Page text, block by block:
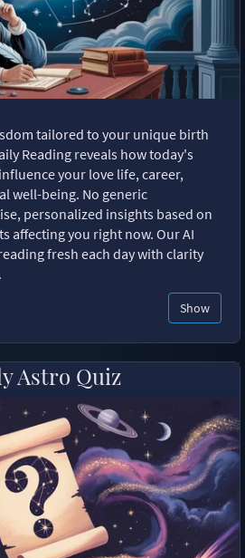
tailored to your unique birth
Reading reveals how today's
your love life, career,
well-being. No generic
personalized insights based on
affecting you right now. Our AI
fresh each day with clarity
Show
Astro Quiz